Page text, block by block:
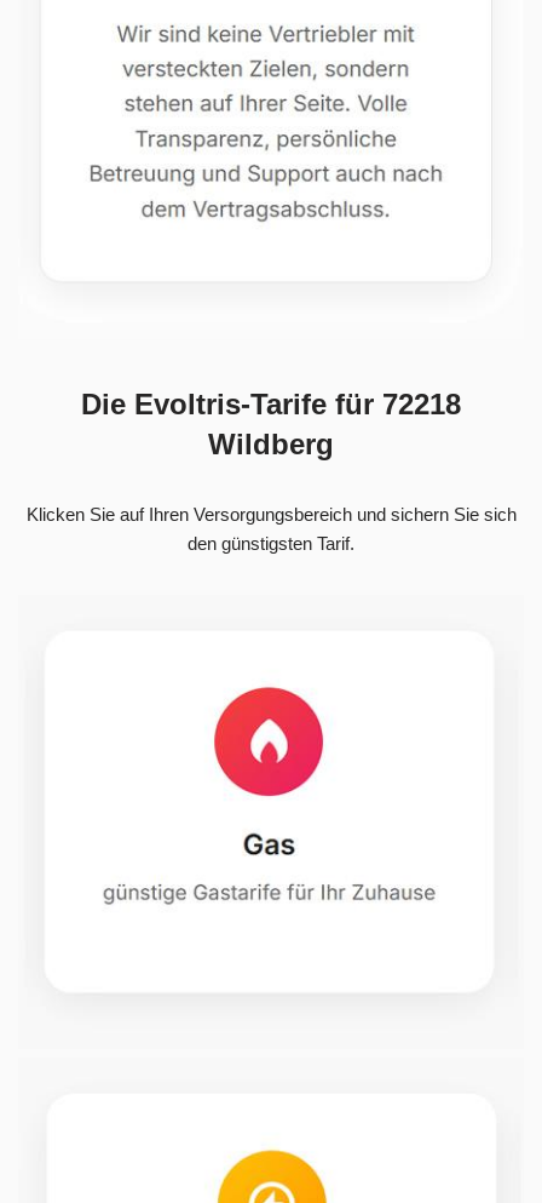
Die Evoltris-Tarife für 72218
Wildberg
Klicken Sie auf Ihren Versorgungsbereich und sichern Sie sich
den günstigsten Tarif.